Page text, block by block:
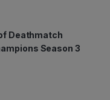
Deathmatch
Season 3